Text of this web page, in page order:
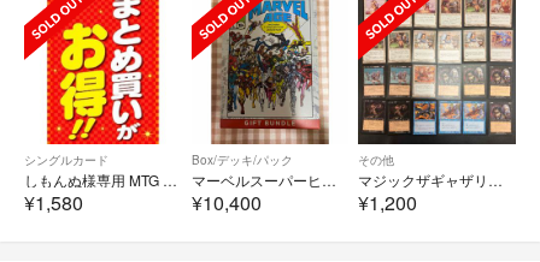
シングルカード
しもんぬ様専用 MTG まとめ買い
¥1,580
Box/デッキ/パック
マーベルスーパーヒーローズ 未開封ギフトバンドル 1box
¥10,400
その他
マジックザギャザリング まとめ売り 153枚 B-286
¥1,200